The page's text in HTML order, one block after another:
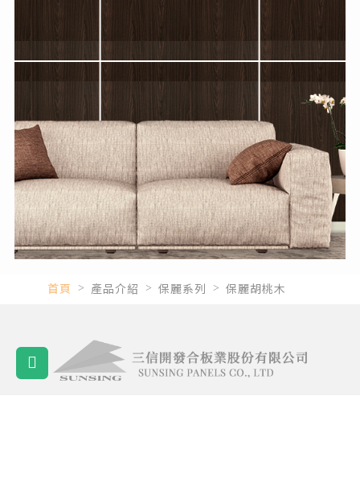
首頁 產品介紹 保麗系列 保麗胡桃木